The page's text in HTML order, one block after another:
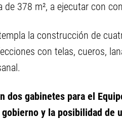
378 m², a ejecutar con
la construcción de
con telas, cueros,
dos gabinetes para el
y la posibilidad de